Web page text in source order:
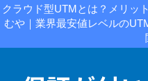
クラウド型UTMとは？メリッ
むや｜業界最安値レベルの